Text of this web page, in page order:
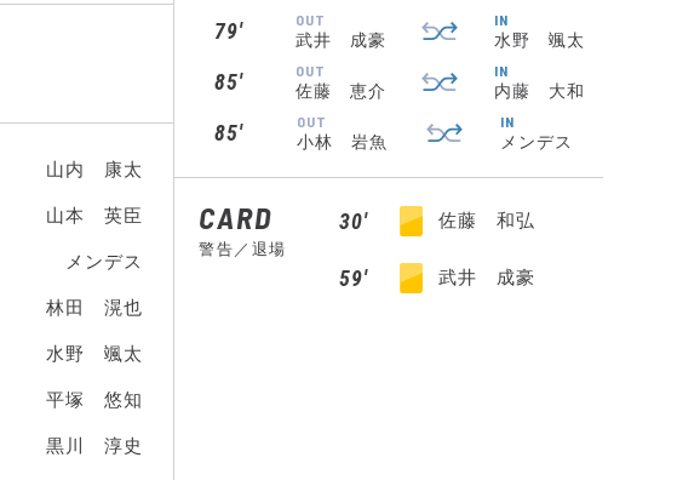
山内 康太
山本 英臣
メンデス
林田 滉也
水野 颯太
平塚 悠知
黒川 淳史
79′ OUT
武井 成豪
IN
水野 颯太
85′ OUT
佐藤 恵介
IN
内藤 大和
85′ OUT
小林 岩魚
IN
メンデス
CARD
警告／退場
30′ 佐藤 和弘
59′ 武井 成豪